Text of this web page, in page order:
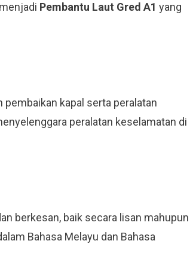
Pembantu Laut Gred A1 yang
pembaikan kapal serta peralatan
peralatan keselamatan di
berkesan, baik secara lisan mahupun
Bahasa Melayu dan Bahasa